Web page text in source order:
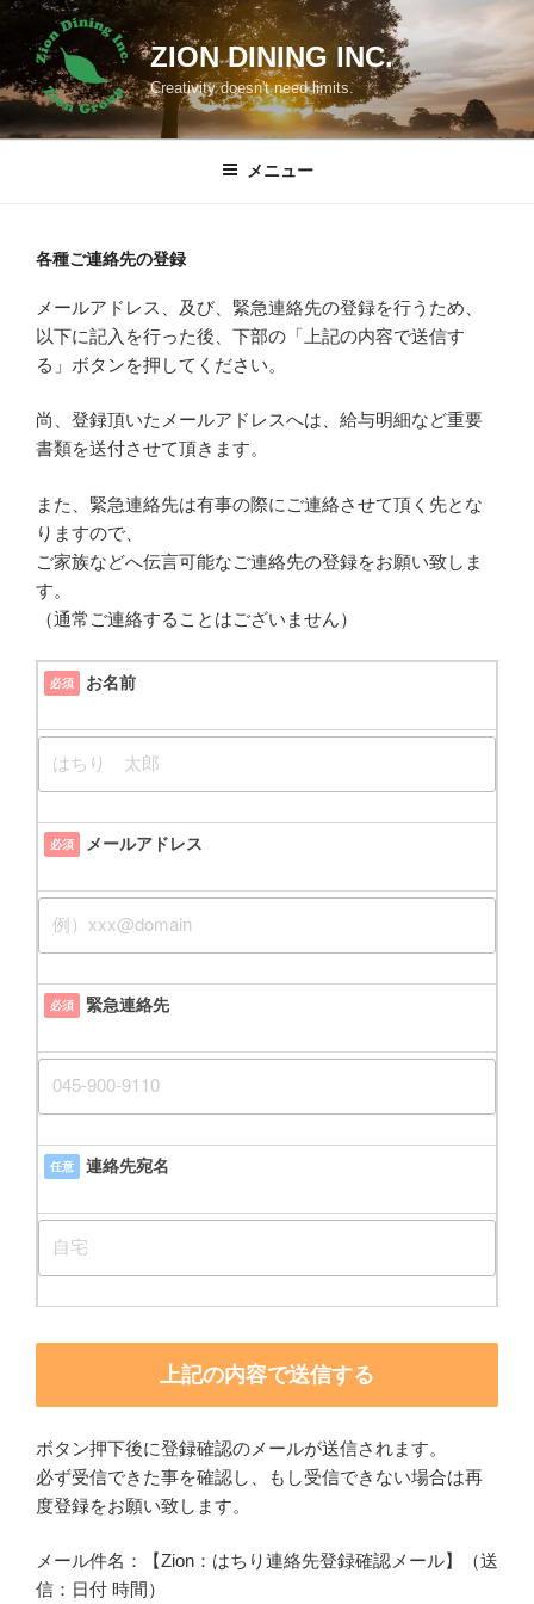
コ
テ
ン
ツ
ZION DINING INC.
Creativity doesn't need limits.
メニュー
各種ご連絡先の登録
メールアドレス、及び、緊急連絡先の登録を行うため、
以下に記入を行った後、下部の「上記の内容で送信す
る」ボタンを押してください。
尚、登録頂いたメールアドレスへは、給与明細など重要
書類を送付させて頂きます。
また、緊急連絡先は有事の際にご連絡させて頂く先とな
りますので、
ご家族などへ伝言可能なご連絡先の登録をお願い致しま
す。
（通常ご連絡することはございません）
必須 お名前
必須 メールアドレス
必須 緊急連絡先
任意 連絡先宛名
ボタン押下後に登録確認のメールが送信されます。
必ず受信できた事を確認し、もし受信できない場合は再
度登録をお願い致します。
メール件名：【Zion：はちり連絡先登録確認メール】（送
信：日付 時間）